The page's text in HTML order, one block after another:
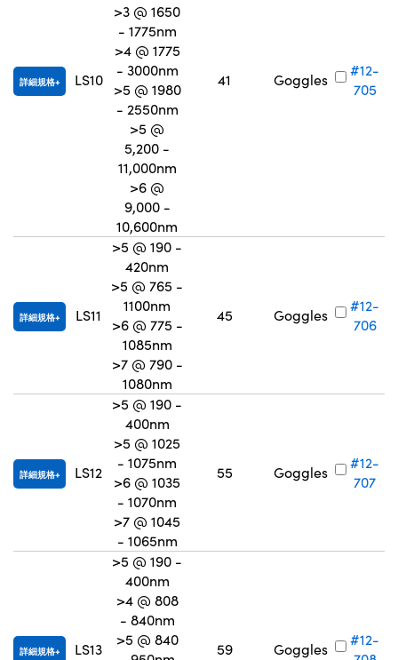
詳細規格 LS10
>3 @ 1650
- 1775nm
>4 @ 1775
- 3000nm
>5 @ 1980
- 2550nm
>5 @
5,200 -
11,000nm
>6 @
9,000 -
10,600nm
41 Goggles
#12-
705
詳細規格 LS11
>5 @ 190 -
420nm
>5 @ 765 -
1100nm
>6 @ 775 -
1085nm
>7 @ 790 -
1080nm
45 Goggles
#12-
706
詳細規格 LS12
>5 @ 190 -
400nm
>5 @ 1025
- 1075nm
>6 @ 1035
- 1070nm
>7 @ 1045
- 1065nm
55 Goggles
#12-
707
詳細規格 LS13
>5 @ 190 -
400nm
>4 @ 808
- 840nm
>5 @ 840
59 Goggles
#12-